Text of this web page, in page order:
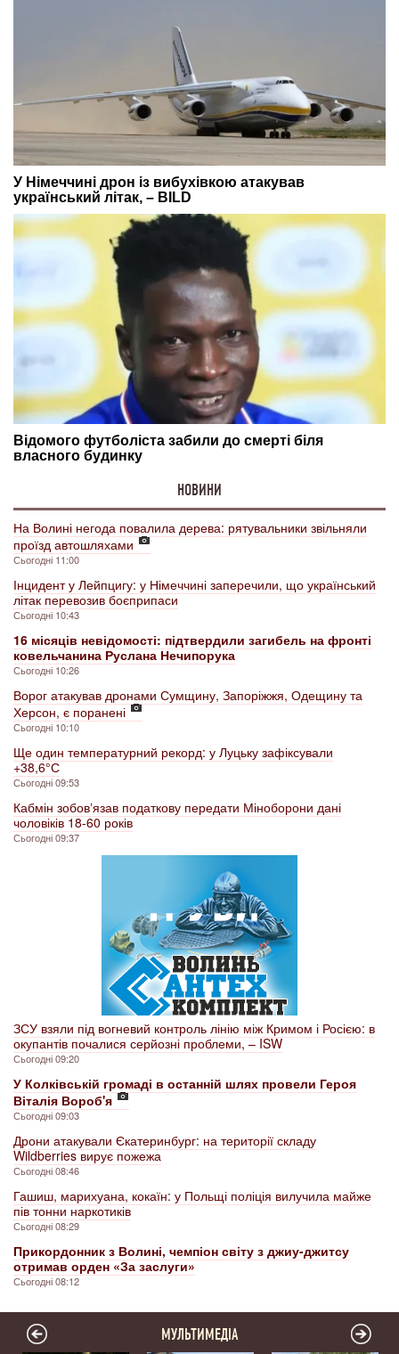
НОВИНИ
На Волині негода повалила дерева: рятувальники звільняли
проїзд автошляхами
Сьогодні 11:00
Інцидент у Лейпцигу: у Німеччині заперечили, що український
літак перевозив боєприпаси
Сьогодні 10:43
16 місяців невідомості: підтвердили загибель на фронті
ковельчанина Руслана Нечипорука
Сьогодні 10:26
Ворог атакував дронами Сумщину, Запоріжжя, Одещину та
Херсон, є поранені
Сьогодні 10:10
Ще один температурний рекорд: у Луцьку зафіксували
+38,6° С
Сьогодні 09:53
Кабмін зобовʼязав податкову передати Міноборони дані
чоловіків 18-60 років
Сьогодні 09:37
ЗСУ взяли під вогневий контроль лінію між Кримом і Росією: в
окупантів почалися серйозні проблеми, – ISW
Сьогодні 09:20
У Колківській громаді в останній шлях провели Героя
Віталія Вороб'я
Сьогодні 09:03
Дрони атакували Єкатеринбург: на території складу
Wildberries вирує пожежа
Сьогодні 08:46
Гашиш, марихуана, кокаїн: у Польщі поліція вилучила майже
пів тонни наркотиків
Сьогодні 08:29
Прикордонник з Волині, чемпіон світу з джиу-джитсу
отримав орден «За заслуги»
Сьогодні 08:12
МУЛЬТИМЕДІА